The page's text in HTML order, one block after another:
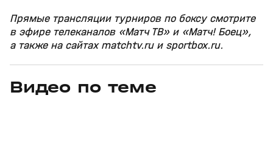
Прямые трансляции турниров по боксу смотрите
в эфире телеканалов «Матч ТВ» и «Матч! Боец»,
а также на сайтах matchtv.ru и sportbox.ru.
Видео по теме
28 янв 2025, 13:00